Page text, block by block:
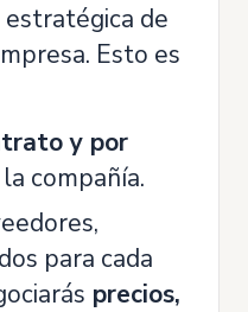
estratégica de
Esto es
y por
compañía.
para cada
precios,